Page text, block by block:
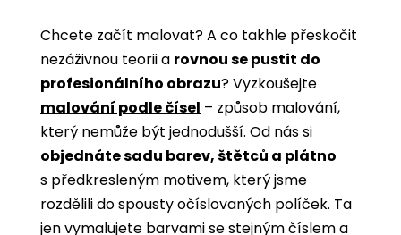
Chcete začít malovat? A co takhle přeskočit
nezáživnou teorii a rovnou se pustit do
profesionálního obrazu? Vyzkoušejte
malování podle čísel ­­– způsob malování,
který nemůže být jednodušší. Od nás si
objednáte sadu barev, štětců a plátno
s předkresleným motivem, který jsme
rozdělili do spousty očíslovaných políček. Ta
jen vymalujete barvami se stejným číslem a